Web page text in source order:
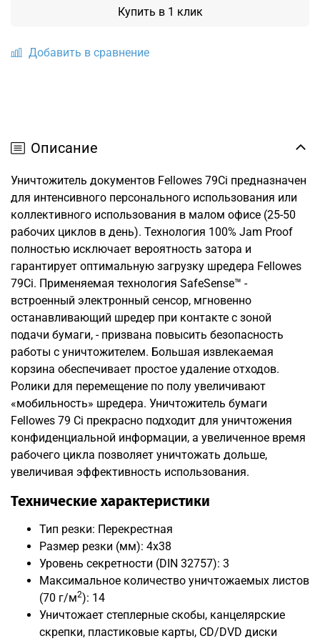
Добавить в сравнение
Купить в 1 клик
Описание
Уничтожитель документов Fellowes 79Ci предназначен
для интенсивного персонального использования или
коллективного использования в малом офисе (25-50
рабочих циклов в день). Технология 100% Jam Proof
полностью исключает вероятность затора и
гарантирует оптимальную загрузку шредера Fellowes
79Ci. Применяемая технология SafeSense™ -
встроенный электронный сенсор, мгновенно
останавливающий шредер при контакте с зоной
подачи бумаги, - призвана повысить безопасность
работы с уничтожителем. Большая извлекаемая
корзина обеспечивает простое удаление отходов.
Ролики для перемещение по полу увеличивают
«мобильность» шредера. Уничтожитель бумаги
Fellowes 79 Ci прекрасно подходит для уничтожения
конфиденциальной информации, а увеличенное время
рабочего цикла позволяет уничтожать дольше,
увеличивая эффективность использования.
Технические характеристики
Тип резки: Перекрестная
Размер резки (мм): 4x38
Уровень секретности (DIN 32757): 3
Максимальное количество уничтожаемых листов
(70 г/м2): 14
Уничтожает степлерные скобы, канцелярские
скрепки, пластиковые карты, CD/DVD диски